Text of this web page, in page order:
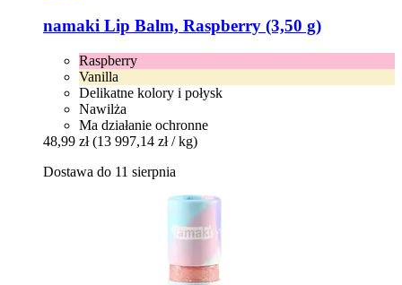
namaki Lip Balm, Raspberry (3,50 g)
Raspberry
Vanilla
Delikatne kolory i połysk
Nawilża
Ma działanie ochronne
48,99 zł (13 997,14 zł / kg)
Dostawa do 11 sierpnia